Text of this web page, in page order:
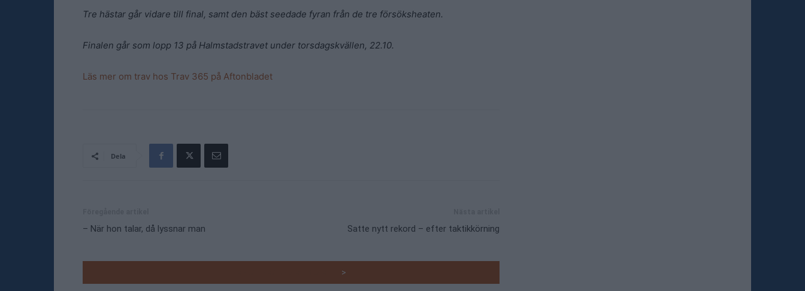
Tre hästar går vidare till final, samt den bäst seedade fyran från de tre försöksheaten.
Finalen går som lopp 13 på Halmstadstravet under torsdagskvällen, 22.10.
Läs mer om trav hos Trav 365 på Aftonbladet
Dela
– När hon talar, då lyssnar man Satte nytt rekord – efter taktikkörning
>